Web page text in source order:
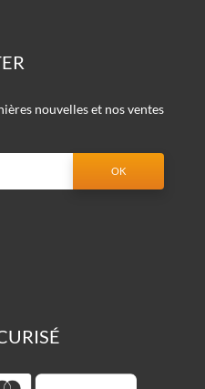
nouvelles et nos ventes